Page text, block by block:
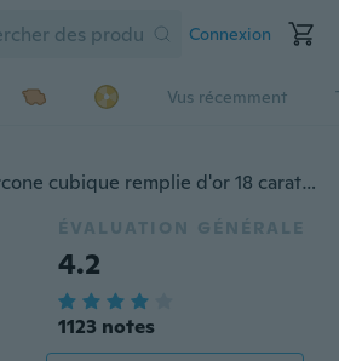
Connexion
Vus récemment
Boucle d'oreille en zircone cubique remplie d'or 18 carats magnifique belle boucle d'oreille pour les femmes
ÉVALUATION GÉNÉRALE
4.2
1123 notes